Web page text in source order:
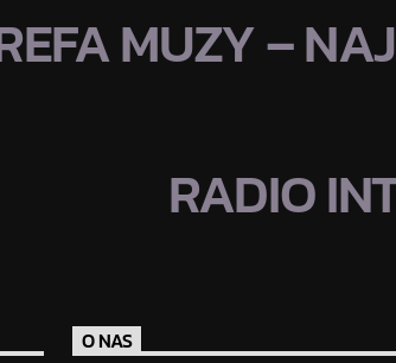
MUZY –
RADIO
O NAS